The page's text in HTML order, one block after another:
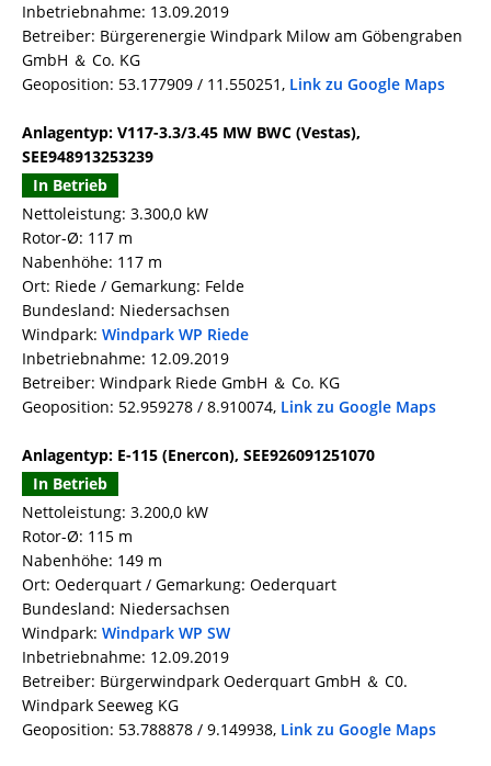
Inbetriebnahme: 13.09.2019
Betreiber: Bürgerenergie Windpark Milow am Göbengraben
GmbH ＆ Co. KG
Geoposition: 53.177909 / 11.550251, Link zu Google Maps
Anlagentyp: V117-3.3/3.45 MW BWC (Vestas),
SEE948913253239
In Betrieb
Nettoleistung: 3.300,0 kW
Rotor-Ø: 117 m
Nabenhöhe: 117 m
Ort: Riede / Gemarkung: Felde
Bundesland: Niedersachsen
Windpark: Windpark WP Riede
Inbetriebnahme: 12.09.2019
Betreiber: Windpark Riede GmbH ＆ Co. KG
Geoposition: 52.959278 / 8.910074, Link zu Google Maps
Anlagentyp: E-115 (Enercon), SEE926091251070
In Betrieb
Nettoleistung: 3.200,0 kW
Rotor-Ø: 115 m
Nabenhöhe: 149 m
Ort: Oederquart / Gemarkung: Oederquart
Bundesland: Niedersachsen
Windpark: Windpark WP SW
Inbetriebnahme: 12.09.2019
Betreiber: Bürgerwindpark Oederquart GmbH ＆ C0.
Windpark Seeweg KG
Geoposition: 53.788878 / 9.149938, Link zu Google Maps